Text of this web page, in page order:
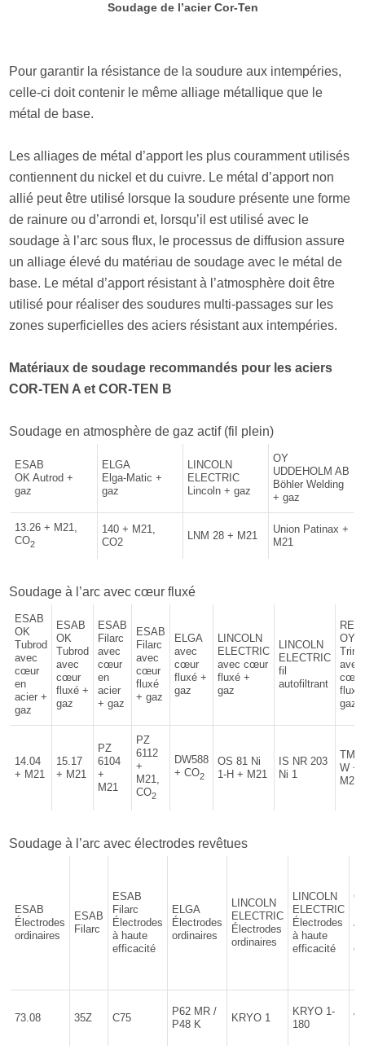
Soudage de l’acier Cor-Ten
Pour garantir la résistance de la soudure aux intempéries,
celle-ci doit contenir le même alliage métallique que le
métal de base.
Les alliages de métal d’apport les plus couramment utilisés
contiennent du nickel et du cuivre. Le métal d’apport non
allié peut être utilisé lorsque la soudure présente une forme
de rainure ou d’arrondi et, lorsqu’il est utilisé avec le
soudage à l’arc sous flux, le processus de diffusion assure
un alliage élevé du matériau de soudage avec le métal de
base. Le métal d’apport résistant à l’atmosphère doit être
utilisé pour réaliser des soudures multi-passages sur les
zones superficielles des aciers résistant aux intempéries.
Matériaux de soudage recommandés pour les aciers
COR-TEN A et COR-TEN B
Soudage en atmosphère de gaz actif (fil plein)
ESAB
OK Autrod +
gaz
ELGA
Elga-Matic +
gaz
LINCOLN
ELECTRIC
Lincoln + gaz
OY
UDDEHOLM AB
Böhler Welding
+ gaz
13.26 + M21,
CO2
140 + M21,
CO2
LNM 28 + M21
Union Patinax +
M21
Soudage à l’arc avec cœur fluxé
ESAB
OK
Tubrod
avec
cœur
en
acier +
gaz
ESAB
OK
Tubrod
avec
cœur
fluxé +
gaz
ESAB
Filarc
avec
cœur
en
acier
+ gaz
ESAB
Filarc
avec
cœur
fluxé
+ gaz
ELGA
avec
cœur
fluxé +
gaz
LINCOLN
ELECTRIC
avec cœur
fluxé +
gaz
LINCOLN
ELECTRIC
fil
autofiltrant
OY
avec
cœur
fluxé
gaz
14.04
+ M21
15.17
+ M21
PZ
6104
+
M21
PZ
6112
+
M21,
CO2
DW588
+ CO2
OS 81 Ni
1-H + M21
IS NR 203
Ni 1
TM-
W +
M21
Soudage à l’arc avec électrodes revêtues
ESAB
Électrodes
ordinaires
ESAB
Filarc
ESAB
Filarc
Électrodes
à haute
efficacité
ELGA
Électrodes
ordinaires
LINCOLN
ELECTRIC
Électrodes
ordinaires
LINCOLN
ELECTRIC
Électrodes
à haute
efficacité
73.08 35Z C75
P62 MR /
P48 K
KRYO 1
KRYO 1-
180